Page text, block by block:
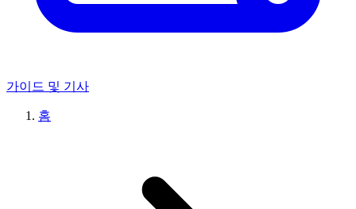
가이드 및 기사
홈